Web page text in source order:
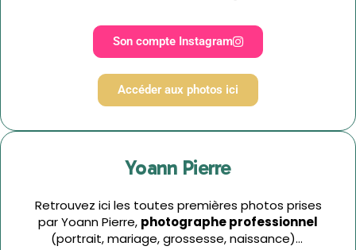
Son compte Instagram
Accéder aux photos ici
Yoann Pierre
Retrouvez ici les toutes premières photos prises
par Yoann Pierre, photographe professionnel
(portrait, mariage, grossesse, naissance)…